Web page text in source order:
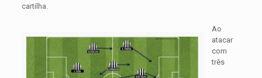
cartilha.
Ao
atacar
com
três